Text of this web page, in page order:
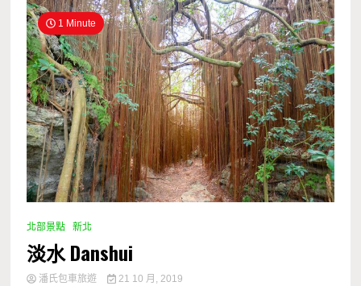
1 Minute
北部景點 新北
淡水 Danshui
潘氏包車旅遊 21 10 月, 2019